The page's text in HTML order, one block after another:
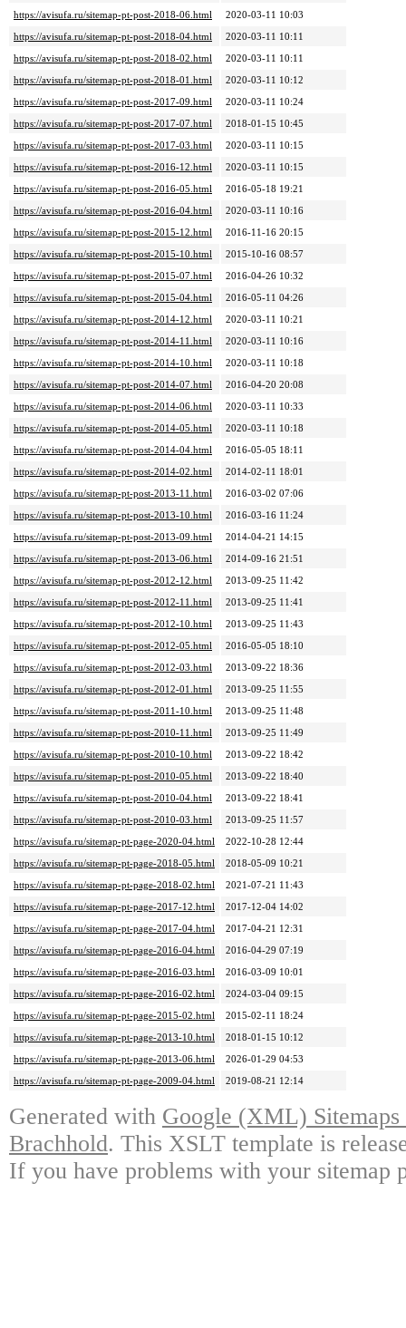
https://avisufa.ru/sitemap-pt-post-2018-06.html
2020-03-11 10:03
https://avisufa.ru/sitemap-pt-post-2018-04.html
2020-03-11 10:11
https://avisufa.ru/sitemap-pt-post-2018-02.html
2020-03-11 10:11
https://avisufa.ru/sitemap-pt-post-2018-01.html
2020-03-11 10:12
https://avisufa.ru/sitemap-pt-post-2017-09.html
2020-03-11 10:24
https://avisufa.ru/sitemap-pt-post-2017-07.html
2018-01-15 10:45
https://avisufa.ru/sitemap-pt-post-2017-03.html
2020-03-11 10:15
https://avisufa.ru/sitemap-pt-post-2016-12.html
2020-03-11 10:15
https://avisufa.ru/sitemap-pt-post-2016-05.html
2016-05-18 19:21
https://avisufa.ru/sitemap-pt-post-2016-04.html
2020-03-11 10:16
https://avisufa.ru/sitemap-pt-post-2015-12.html
2016-11-16 20:15
https://avisufa.ru/sitemap-pt-post-2015-10.html
2015-10-16 08:57
https://avisufa.ru/sitemap-pt-post-2015-07.html
2016-04-26 10:32
https://avisufa.ru/sitemap-pt-post-2015-04.html
2016-05-11 04:26
https://avisufa.ru/sitemap-pt-post-2014-12.html
2020-03-11 10:21
https://avisufa.ru/sitemap-pt-post-2014-11.html
2020-03-11 10:16
https://avisufa.ru/sitemap-pt-post-2014-10.html
2020-03-11 10:18
https://avisufa.ru/sitemap-pt-post-2014-07.html
2016-04-20 20:08
https://avisufa.ru/sitemap-pt-post-2014-06.html
2020-03-11 10:33
https://avisufa.ru/sitemap-pt-post-2014-05.html
2020-03-11 10:18
https://avisufa.ru/sitemap-pt-post-2014-04.html
2016-05-05 18:11
https://avisufa.ru/sitemap-pt-post-2014-02.html
2014-02-11 18:01
https://avisufa.ru/sitemap-pt-post-2013-11.html
2016-03-02 07:06
https://avisufa.ru/sitemap-pt-post-2013-10.html
2016-03-16 11:24
https://avisufa.ru/sitemap-pt-post-2013-09.html
2014-04-21 14:15
https://avisufa.ru/sitemap-pt-post-2013-06.html
2014-09-16 21:51
https://avisufa.ru/sitemap-pt-post-2012-12.html
2013-09-25 11:42
https://avisufa.ru/sitemap-pt-post-2012-11.html
2013-09-25 11:41
https://avisufa.ru/sitemap-pt-post-2012-10.html
2013-09-25 11:43
https://avisufa.ru/sitemap-pt-post-2012-05.html
2016-05-05 18:10
https://avisufa.ru/sitemap-pt-post-2012-03.html
2013-09-22 18:36
https://avisufa.ru/sitemap-pt-post-2012-01.html
2013-09-25 11:55
https://avisufa.ru/sitemap-pt-post-2011-10.html
2013-09-25 11:48
https://avisufa.ru/sitemap-pt-post-2010-11.html
2013-09-25 11:49
https://avisufa.ru/sitemap-pt-post-2010-10.html
2013-09-22 18:42
https://avisufa.ru/sitemap-pt-post-2010-05.html
2013-09-22 18:40
https://avisufa.ru/sitemap-pt-post-2010-04.html
2013-09-22 18:41
https://avisufa.ru/sitemap-pt-post-2010-03.html
2013-09-25 11:57
https://avisufa.ru/sitemap-pt-page-2020-04.html
2022-10-28 12:44
https://avisufa.ru/sitemap-pt-page-2018-05.html
2018-05-09 10:21
https://avisufa.ru/sitemap-pt-page-2018-02.html
2021-07-21 11:43
https://avisufa.ru/sitemap-pt-page-2017-12.html
2017-12-04 14:02
https://avisufa.ru/sitemap-pt-page-2017-04.html
2017-04-21 12:31
https://avisufa.ru/sitemap-pt-page-2016-04.html
2016-04-29 07:19
https://avisufa.ru/sitemap-pt-page-2016-03.html
2016-03-09 10:01
https://avisufa.ru/sitemap-pt-page-2016-02.html
2024-03-04 09:15
https://avisufa.ru/sitemap-pt-page-2015-02.html
2015-02-11 18:24
https://avisufa.ru/sitemap-pt-page-2013-10.html
2018-01-15 10:12
https://avisufa.ru/sitemap-pt-page-2013-06.html
2026-01-29 04:53
https://avisufa.ru/sitemap-pt-page-2009-04.html
2019-08-21 12:14
Generated with Google (XML)
Brachhold. This XSLT template is
If you have problems with your sitemap